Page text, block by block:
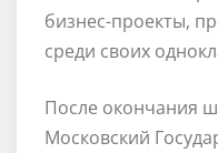
бизнес-проекты,
среди своих
После окончания
Московский